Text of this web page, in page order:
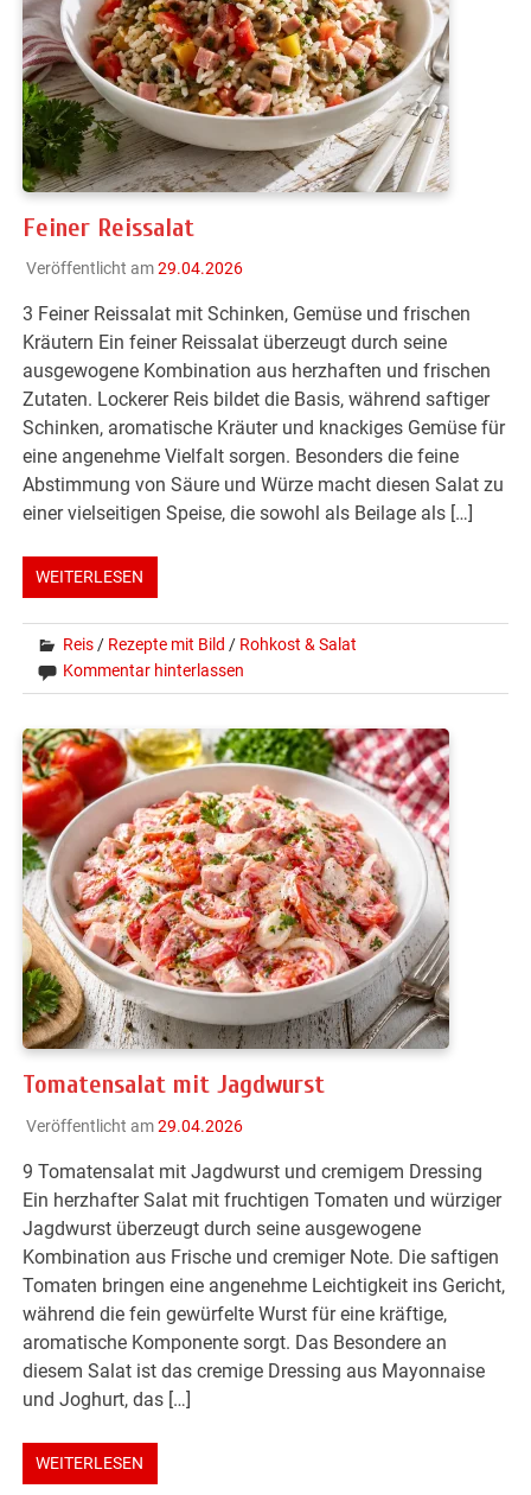
Feiner Reissalat
Veröffentlicht am29.04.2026
3 Feiner Reissalat mit Schinken, Gemüse und frischen
Kräutern Ein feiner Reissalat überzeugt durch seine
ausgewogene Kombination aus herzhaften und frischen
Zutaten. Lockerer Reis bildet die Basis, während saftiger
Schinken, aromatische Kräuter und knackiges Gemüse für
eine angenehme Vielfalt sorgen. Besonders die feine
Abstimmung von Säure und Würze macht diesen Salat zu
einer vielseitigen Speise, die sowohl als Beilage als […]
WEITERLESEN
Reis/ Rezepte mit Bild / Rohkost & Salat
Kommentar hinterlassen
Tomatensalat mit Jagdwurst
Veröffentlicht am29.04.2026
9 Tomatensalat mit Jagdwurst und cremigem Dressing
Ein herzhafter Salat mit fruchtigen Tomaten und würziger
Jagdwurst überzeugt durch seine ausgewogene
Kombination aus Frische und cremiger Note. Die saftigen
Tomaten bringen eine angenehme Leichtigkeit ins Gericht,
während die fein gewürfelte Wurst für eine kräftige,
aromatische Komponente sorgt. Das Besondere an
diesem Salat ist das cremige Dressing aus Mayonnaise
und Joghurt, das […]
WEITERLESEN